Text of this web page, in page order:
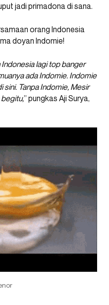
jadi primadona di sana.
orang Indonesia
doyan Indomie!
Indonesia lagi top banger
ada Indomie. Indomie
sini. Tanpa Indomie, Mesir
begitu,” pungkas Aji Surya,